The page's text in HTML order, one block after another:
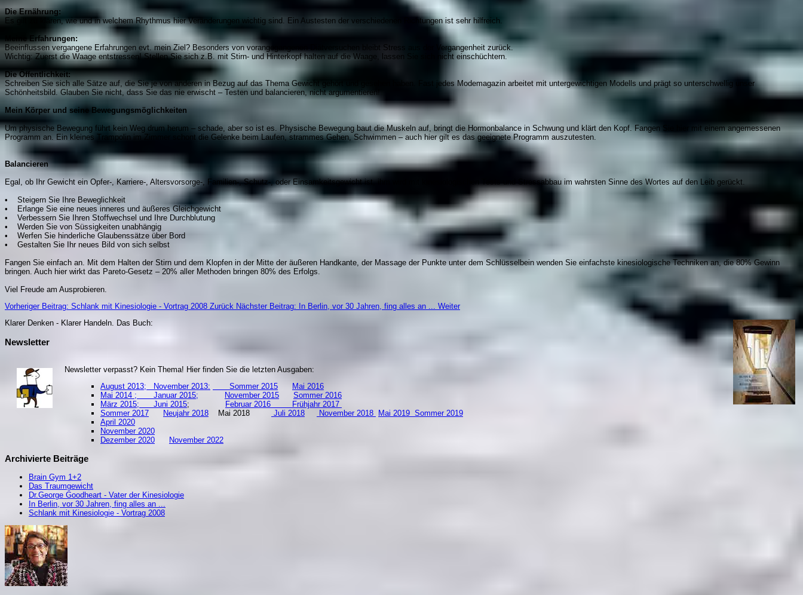
Die Ernährung:
Es gilt zu klären, wie und in welchem Rhythmus hier Veränderungen wichtig sind. Ein Austesten der verschiedenen Richtungen ist sehr hilfreich.
Meine Erfahrungen:
Beeinflussen vergangene Erfahrungen evt. mein Ziel? Besonders von vorangegangenen Diätversuchen bleibt Stress aus der Vergangenheit zurück.
Wichtig: Zuerst die Waage entstressen! Stellen Sie sich z.B. mit Stirn- und Hinterkopf halten auf die Waage, lassen Sie sich nicht einschüchtern.
Die Öffentlichkeit:
Schreiben Sie sich alle Sätze auf, die Sie je von anderen in Bezug auf das Thema Gewicht gehört und gesehen haben. Fast jedes Modemagazin arbeitet mit untergewichtigen Modells und prägt so unterschwellig unser
Schönheitsbild. Glauben Sie nicht, dass Sie das nie erwischt – Testen und balancieren, nicht argumentieren!
Mein Körper und seine Bewegungsmöglichkeiten
Um physische Bewegung führt kein Weg drum herum – schade, aber so ist es. Physische Bewegung baut die Muskeln auf, bringt die Hormonbalance in Schwung und klärt den Kopf. Fangen Sie hier mit einem angemessenen
Programm an. Ein kleines Trampolin im Zimmer schont die Gelenke beim Laufen, strammes Gehen, Schwimmen – auch hier gilt es das geeignete Programm auszutesten.
Balancieren
Egal, ob Ihr Gewicht ein Opfer-, Karriere-, Altersvorsorge-, Familien-, Schutz-, oder Einsamkeitsgewicht ist, ihm wird mit kinesiologischen Tests und Stressabbau im wahrsten Sinne des Wortes auf den Leib gerückt.
• Steigern Sie Ihre Beweglichkeit
• Erlange Sie eine neues inneres und äußeres Gleichgewicht
• Verbessern Sie Ihren Stoffwechsel und Ihre Durchblutung
• Werden Sie von Süssigkeiten unabhängig
• Werfen Sie hinderliche Glaubenssätze über Bord
• Gestalten Sie Ihr neues Bild von sich selbst
Fangen Sie einfach an. Mit dem Halten der Stirn und dem Klopfen in der Mitte der äußeren Handkante, der Massage der Punkte unter dem Schlüsselbein wenden Sie einfachste kinesiologische Techniken an, die 80% Gewinn
bringen. Auch hier wirkt das Pareto-Gesetz – 20% aller Methoden bringen 80% des Erfolgs.
Viel Freude am Ausprobieren.
Vorheriger Beitrag: Schlank mit Kinesiologie - Vortrag 2008 Zurück Nächster Beitrag: In Berlin, vor 30 Jahren, fing alles an ... Weiter
Klarer Denken - Klarer Handeln. Das Buch:
Newsletter
Newsletter verpasst? Kein Thema! Hier finden Sie die letzten Ausgaben:
August 2013;
November 2013: Sommer 2015
Mai 2016
Mai 2014 ; Januar 2015; November 2015
Sommer 2016
März 2015; Juni 2015; Februar 2016
Frühjahr 2017
Sommer 2017
Neujahr 2018 Mai 2018 Juli 2018 November 2018 Mai 2019 Sommer 2019
April 2020
November 2020
Dezember 2020
November 2022
Archivierte Beiträge
Brain Gym 1+2
Das Traumgewicht
Dr.George Goodheart - Vater der Kinesiologie
In Berlin, vor 30 Jahren, fing alles an ...
Schlank mit Kinesiologie - Vortrag 2008